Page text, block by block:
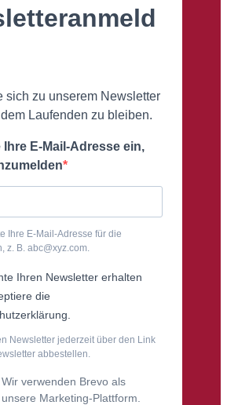
sich zu unserem Newsletter
Laufenden zu bleiben.
Ihre E-Mail-Adresse ein,
Ihre E-Mail-Adresse für die
z. B. abc@xyz.com.
Ihren Newsletter erhalten
die
Newsletter jederzeit über den Link
abbestellen.
Wir verwenden Brevo als
unsere Marketing-Plattform.